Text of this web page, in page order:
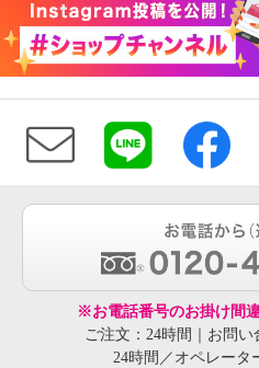
※お電話番号のお掛け間
ご注文：24時間｜お問
24時間／オペレータ